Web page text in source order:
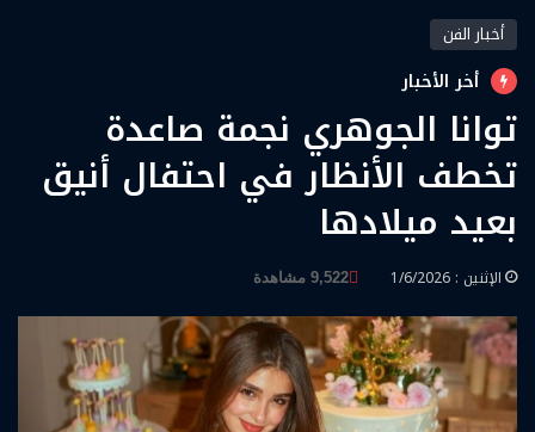
أخبار الفن
أخر الأخبار
توانا الجوهري نجمة صاعدة
تخطف الأنظار في احتفال أنيق
بعيد ميلادها
الإثنين : 1/6/2026 9,522 مشاهدة